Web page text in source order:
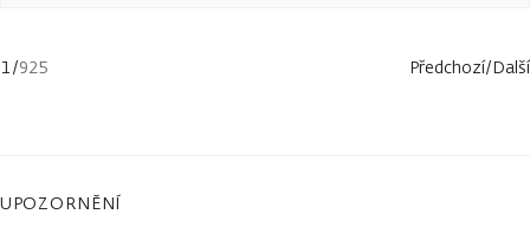
1/925 Předchozí/Další
UPOZORNĚNÍ